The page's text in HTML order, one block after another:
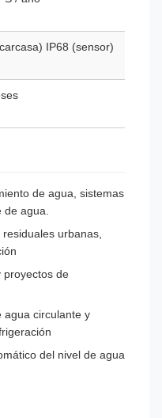
IP68 (sensor)
de agua, sistemas
agua.
urbanas,
proyectos de
agua circulante y
del nivel de agua